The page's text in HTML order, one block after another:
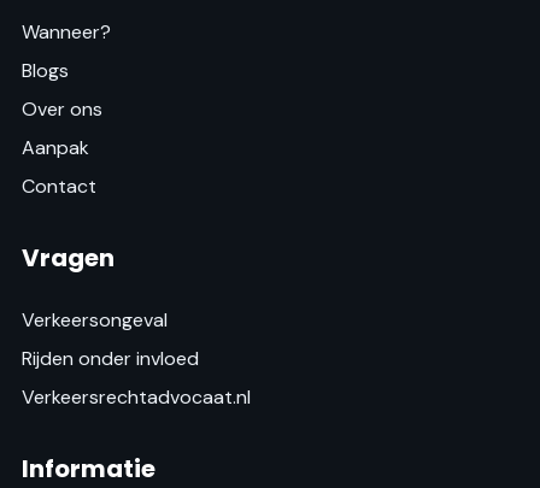
Wanneer?
Blogs
Over ons
Aanpak
Contact
Vragen
Verkeersongeval
Rijden onder invloed
Verkeersrechtadvocaat.nl
Informatie